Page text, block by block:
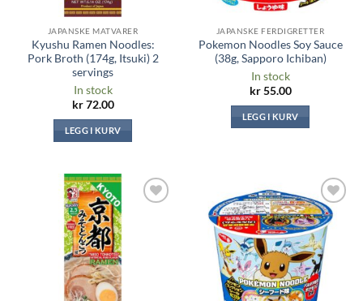
JAPANSKE MATVARER
Kyushu Ramen Noodles:
Pork Broth (174g, Itsuki) 2
servings
In stock
kr72.00
LEGG I KURV
JAPANSKE FERDIGRETTER
Pokemon Noodles Soy Sauce
(38g, Sapporo Ichiban)
In stock
kr55.00
LEGG I KURV
Legg til i
ønskeliste